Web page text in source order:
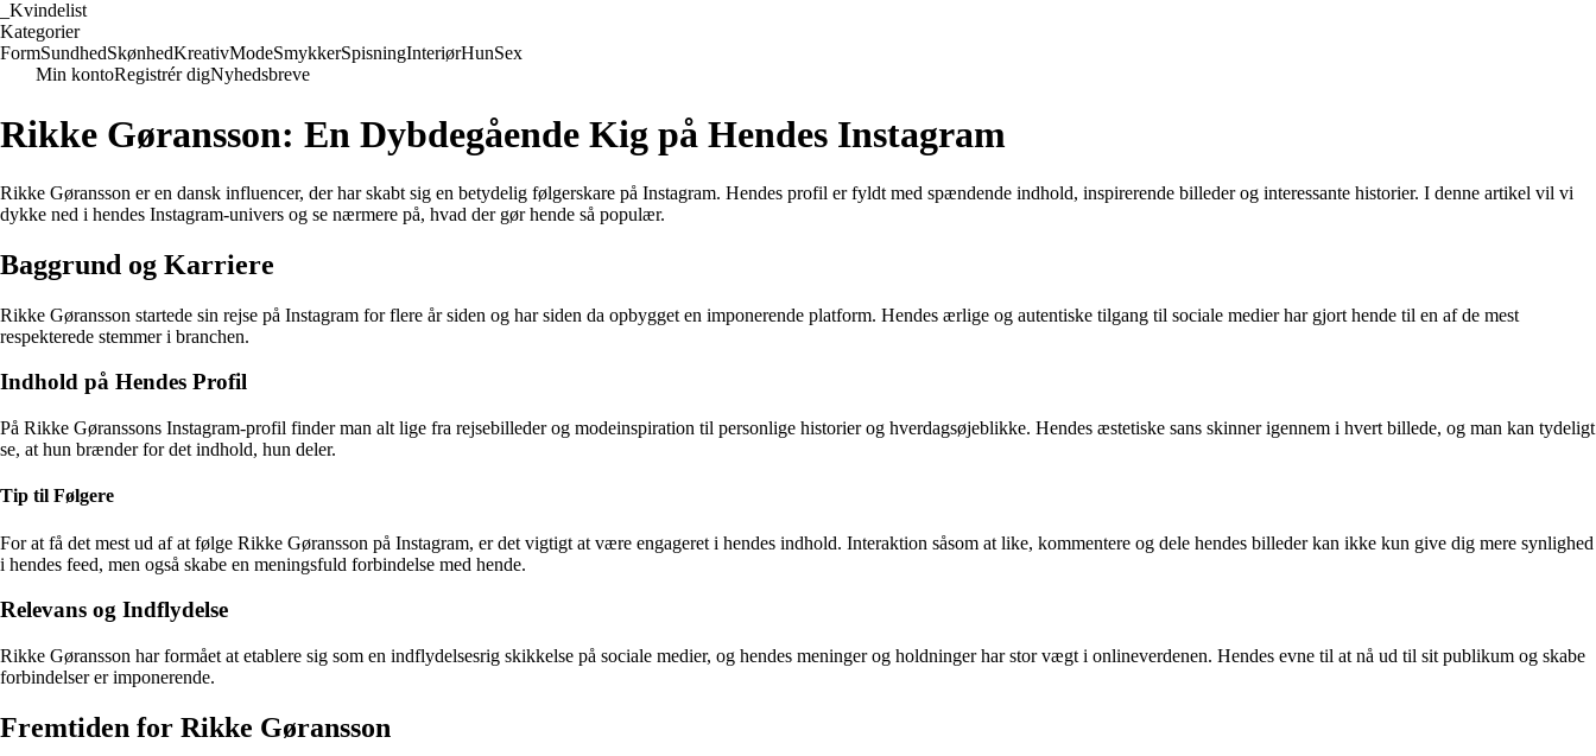
Kvindelist
Kategorier
FormSundhedSkønhedKreativModeSmykkerSpisningInteriørHunSex
Min kontoRegistrér digNyhedsbreve
Rikke Gøransson: En Dybdegående Kig på Hendes Instagram
Rikke Gøransson er en dansk influencer, der har skabt sig en betydelig følgerskare på Instagram. Hendes profil er fyldt med spændende indhold, inspirerende billeder og interessante historier. I denne artikel vil vi
dykke ned i hendes Instagram-univers og se nærmere på, hvad der gør hende så populær.
Baggrund og Karriere
Rikke Gøransson startede sin rejse på Instagram for flere år siden og har siden da opbygget en imponerende platform. Hendes ærlige og autentiske tilgang til sociale medier har gjort hende til en af de mest
respekterede stemmer i branchen.
Indhold på Hendes Profil
På Rikke Gøranssons Instagram-profil finder man alt lige fra rejsebilleder og modeinspiration til personlige historier og hverdagsøjeblikke. Hendes æstetiske sans skinner igennem i hvert billede, og man kan tydeligt
se, at hun brænder for det indhold, hun deler.
Tip til Følgere
For at få det mest ud af at følge Rikke Gøransson på Instagram, er det vigtigt at være engageret i hendes indhold. Interaktion såsom at like, kommentere og dele hendes billeder kan ikke kun give dig mere synlighed
i hendes feed, men også skabe en meningsfuld forbindelse med hende.
Relevans og Indflydelse
Rikke Gøransson har formået at etablere sig som en indflydelsesrig skikkelse på sociale medier, og hendes meninger og holdninger har stor vægt i onlineverdenen. Hendes evne til at nå ud til sit publikum og skabe
forbindelser er imponerende.
Fremtiden for Rikke Gøransson